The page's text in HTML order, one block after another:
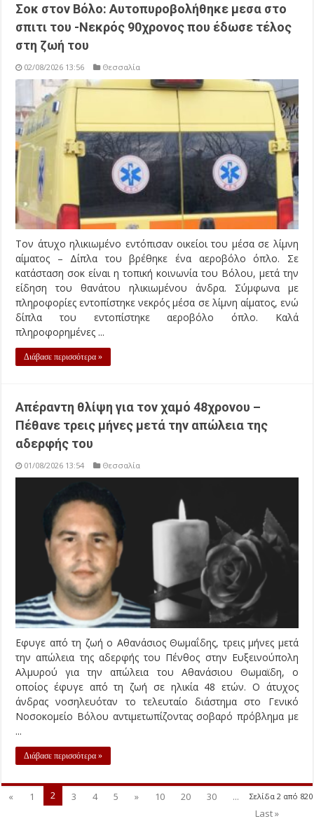
Σοκ στον Βόλο: Αυτοπυροβολήθηκε μεσα στο
σπιτι του -Νεκρός 90χρονος που έδωσε τέλος
στη ζωή του
02/08/2026 13:56 Θεσσαλία
Τον άτυχο ηλικιωμένο εντόπισαν οικείοι του μέσα σε λίμνη
αίματος – Δίπλα του βρέθηκε ένα αεροβόλο όπλο. Σε
κατάσταση σοκ είναι η τοπική κοινωνία του Βόλου, μετά την
είδηση του θανάτου ηλικιωμένου άνδρα. Σύμφωνα με
πληροφορίες εντοπίστηκε νεκρός μέσα σε λίμνη αίματος, ενώ
δίπλα του εντοπίστηκε αεροβόλο όπλο. Καλά
πληροφορημένες ...
Διάβασε περισσότερα »
Απέραντη θλίψη για τον χαμό 48χρονου –
Πέθανε τρεις μήνες μετά την απώλεια της
αδερφής του
01/08/2026 13:54 Θεσσαλία
Εφυγε από τη ζωή ο Αθανάσιος Θωμαΐδης, τρεις μήνες μετά
την απώλεια της αδερφής του Πένθος στην Ευξεινούπολη
Αλμυρού για την απώλεια του Αθανάσιου Θωμαϊδη, ο
οποίος έφυγε από τη ζωή σε ηλικία 48 ετών. Ο άτυχος
άνδρας νοσηλευόταν το τελευταίο διάστημα στο Γενικό
Νοσοκομείο Βόλου αντιμετωπίζοντας σοβαρό πρόβλημα με
...
Διάβασε περισσότερα »
Σελίδα 2 από 820
« 1 2 3 4 5 » 10 20 30
...
Last »